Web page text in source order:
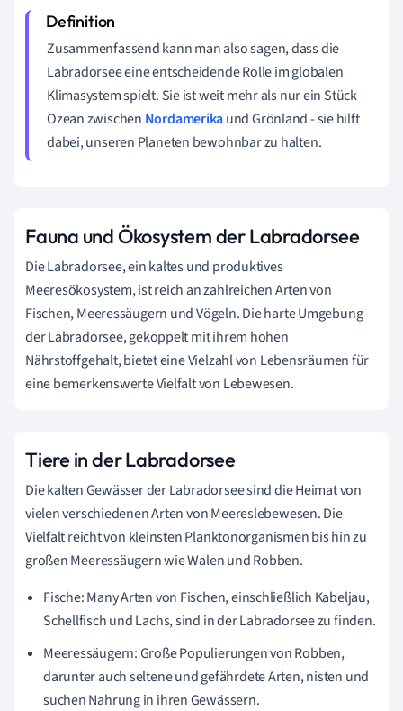
Zusammenfassend kann man also sagen, dass die
Labradorsee eine entscheidende Rolle im globalen
Klimasystem spielt. Sie ist weit mehr als nur ein Stück
Ozean zwischen Nordamerikaund Grönland - sie hilft
dabei, unseren Planeten bewohnbar zu halten.
Fauna und Ökosystem der Labradorsee
Die Labradorsee, ein kaltes und produktives
Meeresökosystem, ist reich an zahlreichen Arten von
Fischen, Meeressäugern und Vögeln. Die harte Umgebung
der Labradorsee, gekoppelt mit ihrem hohen
Nährstoffgehalt, bietet eine Vielzahl von Lebensräumen für
eine bemerkenswerte Vielfalt von Lebewesen.
Tiere in der Labradorsee
Die kalten Gewässer der Labradorsee sind die Heimat von
vielen verschiedenen Arten von Meereslebewesen. Die
Vielfalt reicht von kleinsten Planktonorganismen bis hin zu
großen Meeressäugern wie Walen und Robben.
Fische: Many Arten von Fischen, einschließlich Kabeljau,
Schellfisch und Lachs, sind in der Labradorsee zu finden.
Meeressäugern: Große Populierungen von Robben,
darunter auch seltene und gefährdete Arten, nisten und
suchen Nahrung in ihren Gewässern.